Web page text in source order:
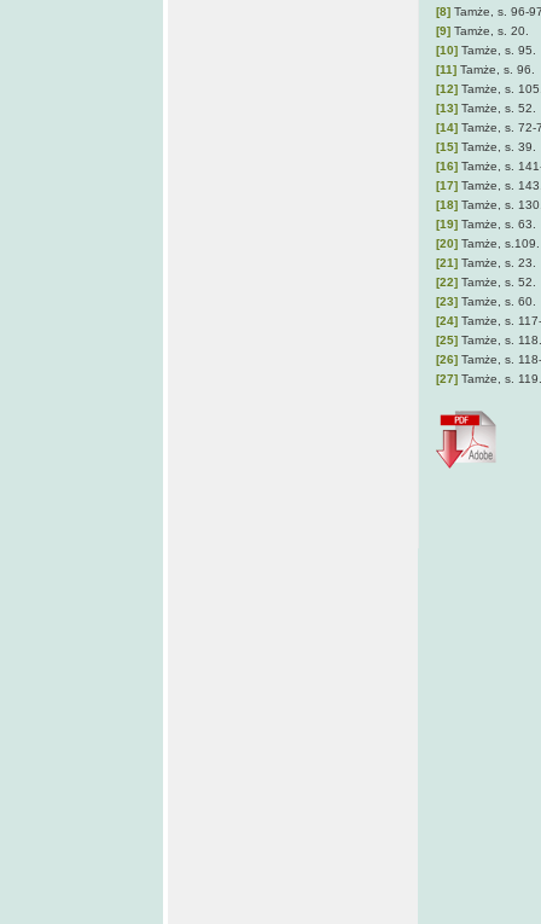
[8] Tamże, s. 96-
[9] Tamże, s. 20.
[10] Tamże, s. 95.
[11] Tamże, s. 96.
[12] Tamże, s.
[13] Tamże, s. 52.
[14] Tamże, s. 72-
[15] Tamże, s. 39.
[16] Tamże, s.
[17] Tamże, s.
[18] Tamże, s.
[19] Tamże, s. 63.
[20] Tamże, s.109.
[21] Tamże, s. 23.
[22] Tamże, s. 52.
[23] Tamże, s. 60.
[24] Tamże, s.
[25] Tamże, s. 118.
[26] Tamże, s.
[27] Tamże, s. 119.